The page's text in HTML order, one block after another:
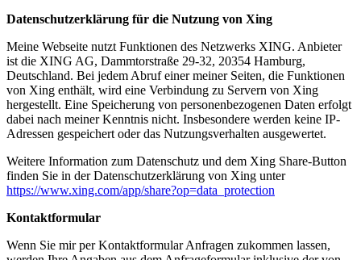
Datenschutzerklärung für die Nutzung von Xing
Meine Webseite nutzt Funktionen des Netzwerks XING. Anbieter
ist die XING AG, Dammtorstraße 29-32, 20354 Hamburg,
Deutschland. Bei jedem Abruf einer meiner Seiten, die Funktionen
von Xing enthält, wird eine Verbindung zu Servern von Xing
hergestellt. Eine Speicherung von personenbezogenen Daten erfolgt
dabei nach meiner Kenntnis nicht. Insbesondere werden keine IP-
Adressen gespeichert oder das Nutzungsverhalten ausgewertet.
Weitere Information zum Datenschutz und dem Xing Share-Button
finden Sie in der Datenschutzerklärung von Xing unter
https://www.xing.com/app/share?op=data_protection
Kontaktformular
Wenn Sie mir per Kontaktformular Anfragen zukommen lassen,